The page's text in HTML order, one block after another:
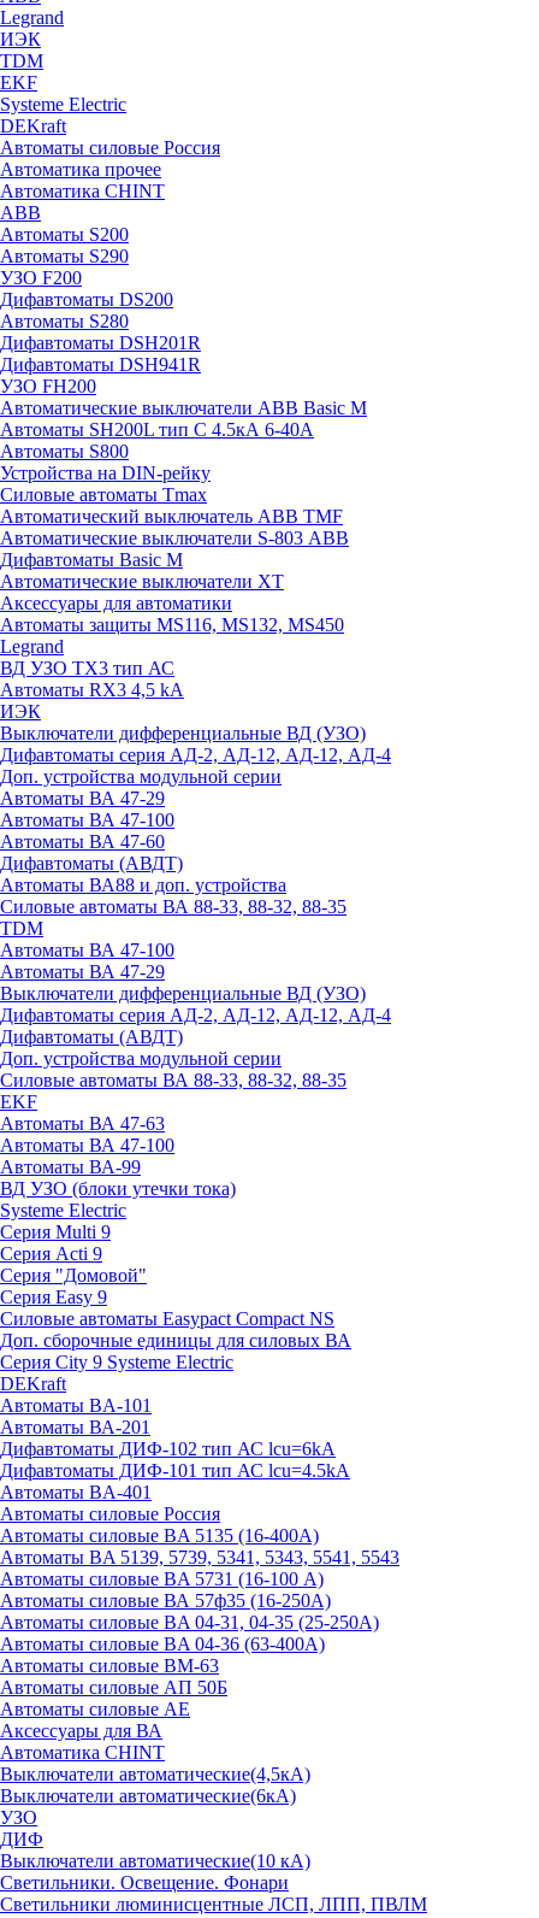
Legrand
ИЭК
TDM
EKF
Systeme Electric
DEKraft
Автоматы силовые Россия
Автоматика прочее
Автоматика CHINT
ABB
Автоматы S200
Автоматы S290
УЗО F200
Дифавтоматы DS200
Автоматы S280
Дифавтоматы DSH201R
Дифавтоматы DSH941R
УЗО FH200
Автоматические выключатели ABB Basic M
Автоматы SH200L тип С 4.5кА 6-40А
Автоматы S800
Устройства на DIN-рейку
Силовые автоматы Tmax
Автоматический выключатель ABB TMF
Автоматические выключатели S-803 АВВ
Дифавтоматы Basic M
Автоматические выключатели XT
Аксессуары для автоматики
Автоматы защиты MS116, MS132, MS450
Legrand
ВД УЗО TX3 тип АС
Автоматы RX3 4,5 kA
ИЭК
Выключатели дифференциальные ВД (УЗО)
Дифавтоматы серия АД-2, АД-12, АД-12, АД-4
Доп. устройства модульной серии
Автоматы ВА 47-29
Автоматы ВА 47-100
Автоматы ВА 47-60
Дифавтоматы (АВДТ)
Автоматы ВА88 и доп. устройства
Силовые автоматы ВА 88-33, 88-32, 88-35
TDM
Автоматы ВА 47-100
Автоматы ВА 47-29
Выключатели дифференциальные ВД (УЗО)
Дифавтоматы серия АД-2, АД-12, АД-12, АД-4
Дифавтоматы (АВДТ)
Доп. устройства модульной серии
Силовые автоматы ВА 88-33, 88-32, 88-35
EKF
Автоматы ВА 47-63
Автоматы ВА 47-100
Автоматы ВА-99
ВД УЗО (блоки утечки тока)
Systeme Electric
Серия Multi 9
Серия Acti 9
Серия "Домовой"
Серия Easy 9
Силовые автоматы Easypact Compact NS
Доп. сборочные единицы для силовых ВА
Серия City 9 Systeme Electric
DEKraft
Автоматы BA-101
Автоматы ВА-201
Дифавтоматы ДИФ-102 тип АС lcu=6kA
Дифавтоматы ДИФ-101 тип АС lcu=4.5kA
Автоматы BA-401
Автоматы силовые Россия
Автоматы силовые BA 5135 (16-400А)
Автоматы BA 5139, 5739, 5341, 5343, 5541, 5543
Автоматы силовые BA 5731 (16-100 А)
Автоматы силовые ВА 57ф35 (16-250А)
Автоматы силовые BA 04-31, 04-35 (25-250А)
Автоматы силовые BA 04-36 (63-400А)
Автоматы силовые ВМ-63
Автоматы силовые АП 50Б
Автоматы силовые АЕ
Аксессуары для ВА
Автоматика CHINT
Выключатели автоматические(4,5кА)
Выключатели автоматические(6кА)
УЗО
ДИФ
Выключатели автоматические(10 кА)
Светильники. Освещение. Фонари
Светильники люминисцентные ЛСП, ЛПП, ПВЛМ